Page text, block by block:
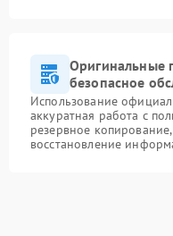
Оригинальные
безопасное
Использование
аккуратная работа с
резервное
восстановление